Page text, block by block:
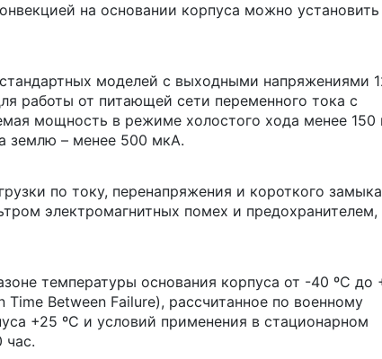
на основании корпуса можно установить
моделей с выходными напряжениями
работы от питающей сети переменного тока с
мощность в режиме холостого хода менее 150
землю – менее 500 мкА.
по току, перенапряжения и короткого
электромагнитных помех и предохранителем,
температуры основания корпуса от -40 ºC до
Between Failure), рассчитанное по военному
+25 ºC и условий применения в стационарном
час.